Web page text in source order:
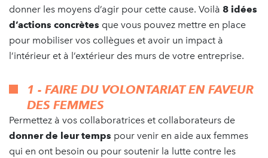
donner les moyens d’agir pour cette cause. Voilà 8 idées
d’actions concrètes que vous pouvez mettre en place
pour mobiliser vos collègues et avoir un impact à
l’intérieur et à l’extérieur des murs de votre entreprise.
1 - FAIRE DU VOLONTARIAT EN FAVEUR
DES FEMMES
Permettez à vos collaboratrices et collaborateurs de
donner de leur temps pour venir en aide aux femmes
qui en ont besoin ou pour soutenir la lutte contre les